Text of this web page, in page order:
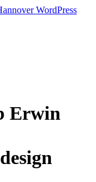
Erwin